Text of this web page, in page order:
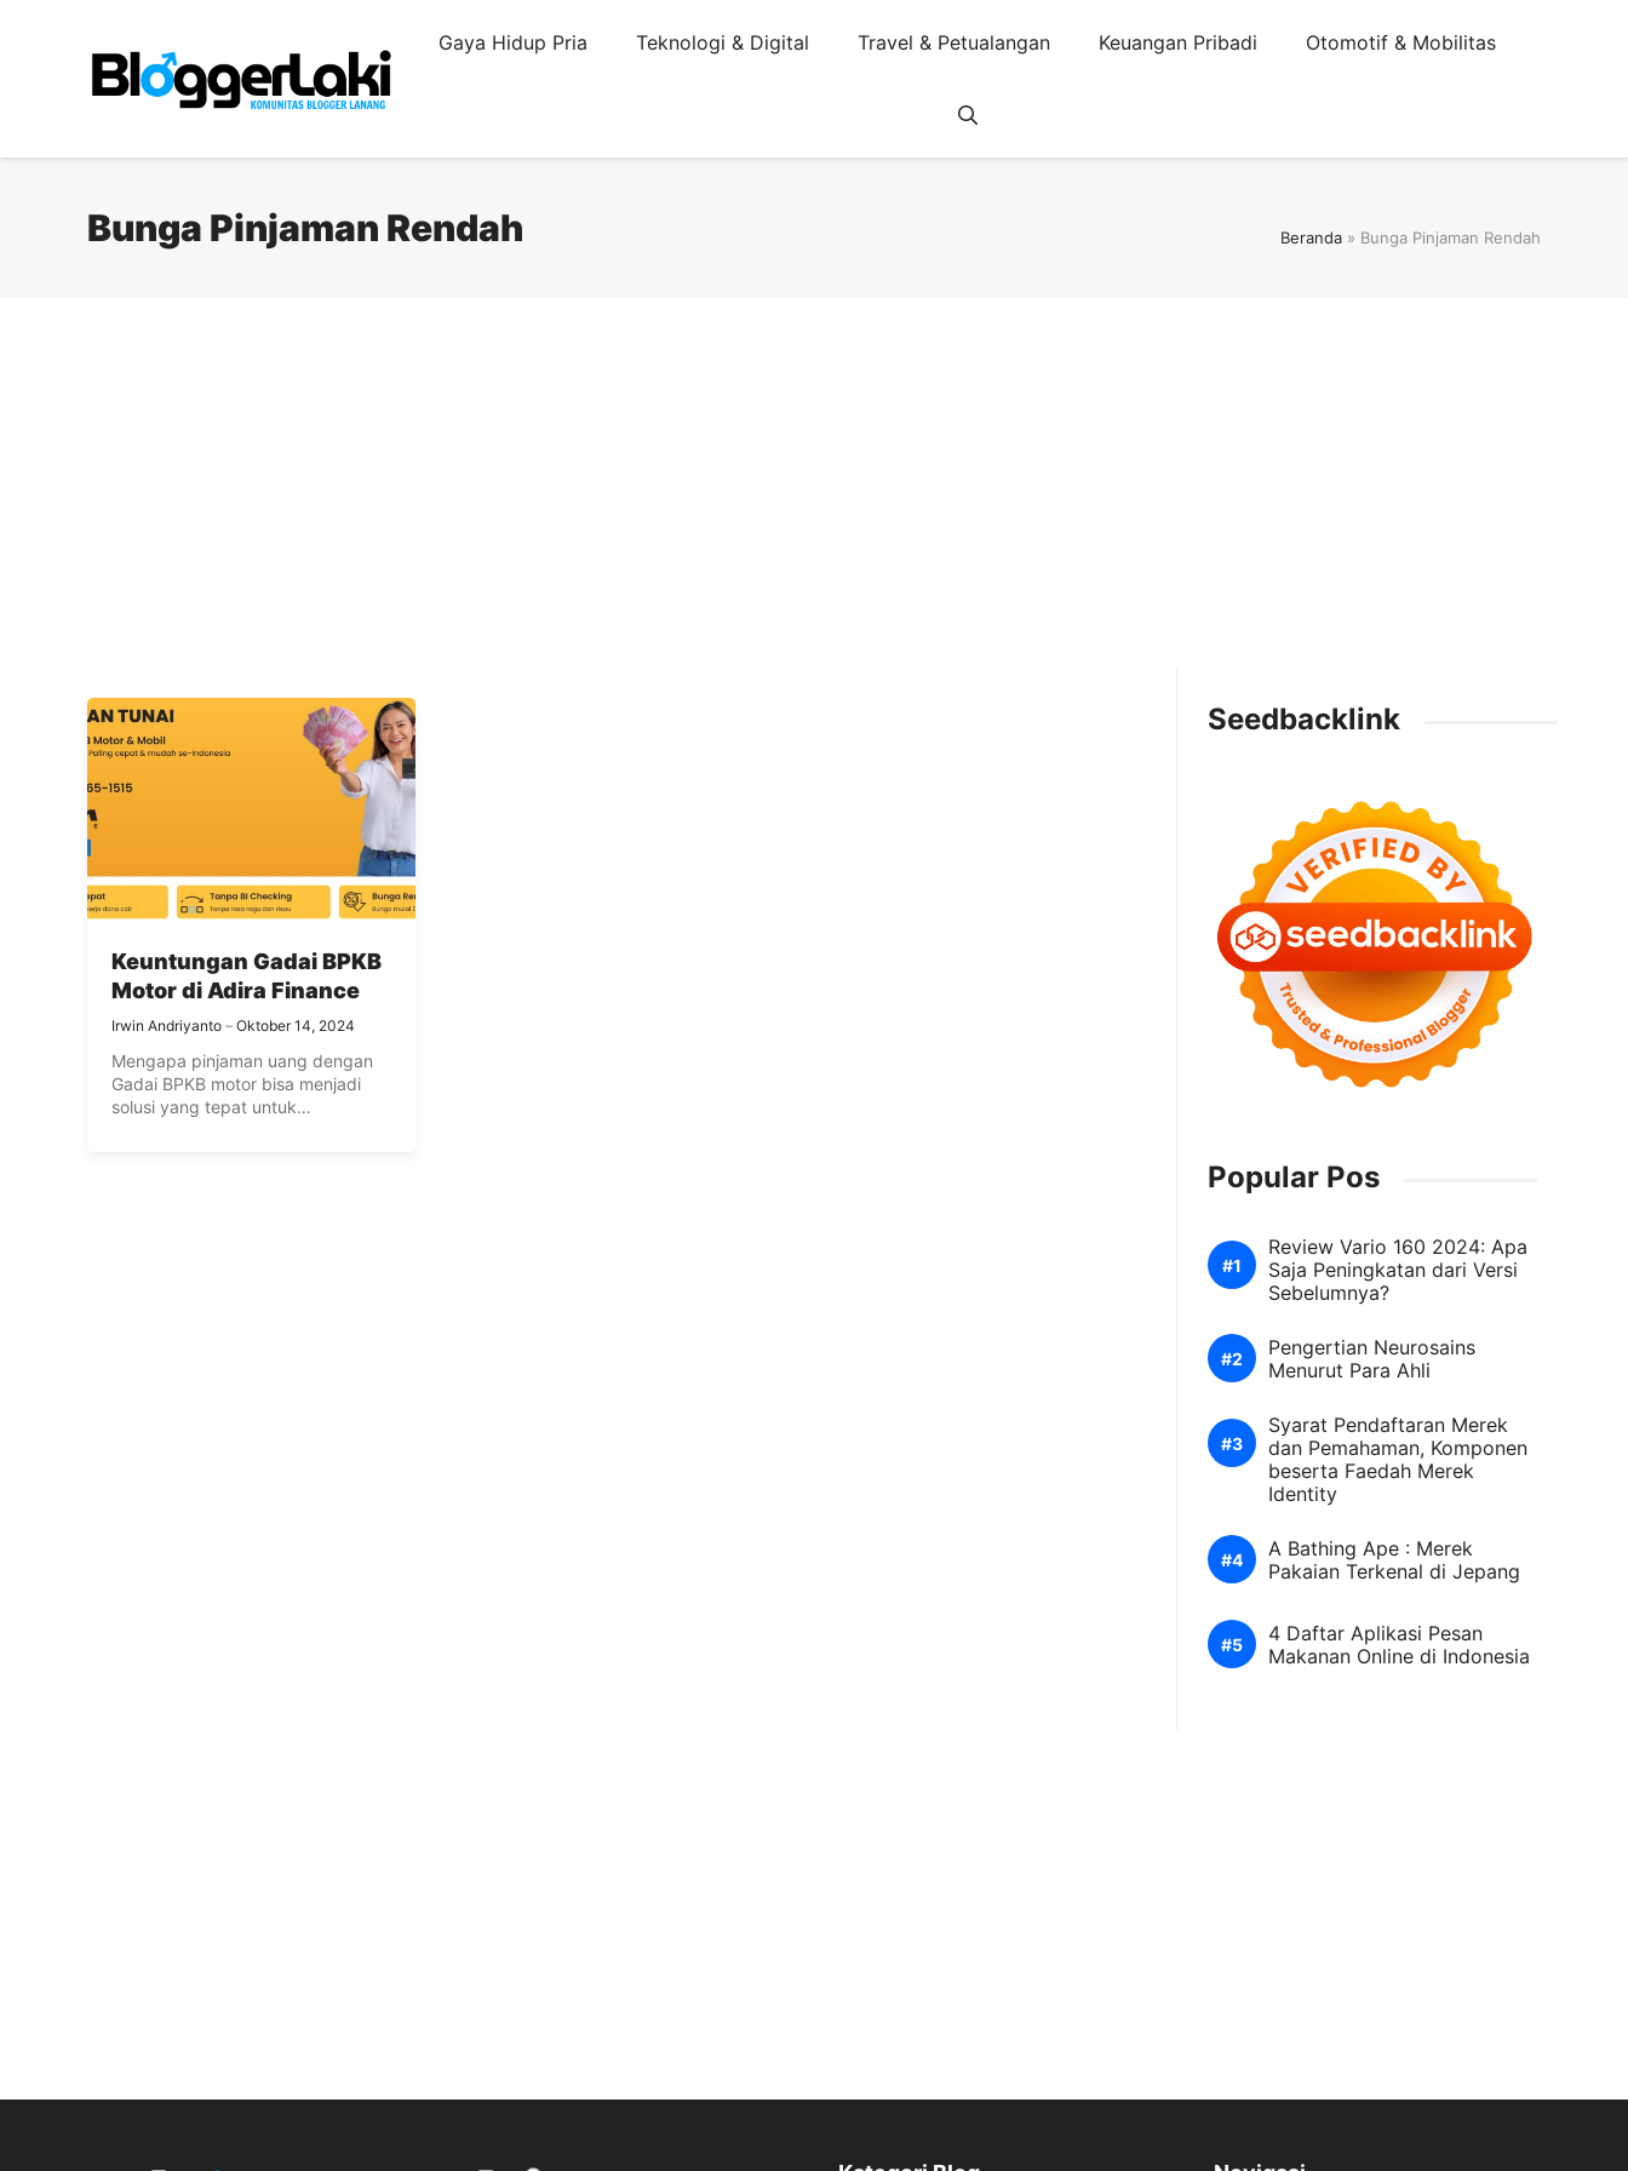
Gaya Hidup Pria Teknologi & Digital Travel & Petualangan Keuangan Pribadi Otomotif & Mobilitas
Bunga Pinjaman Rendah Beranda » Bunga Pinjaman Rendah
Keuntungan Gadai BPKB
Motor di Adira Finance
Irwin Andriyanto Oktober 14, 2024
Mengapa pinjaman uang dengan
Gadai BPKB motor bisa menjadi
solusi yang tepat untuk
Seedbacklink
Popular Pos
Review Vario 160 2024: Apa
Saja Peningkatan dari Versi
Sebelumnya?
Pengertian Neurosains
Menurut Para Ahli
Syarat Pendaftaran Merek
dan Pemahaman, Komponen
beserta Faedah Merek
Identity
A Bathing Ape : Merek
Pakaian Terkenal di Jepang
4 Daftar Aplikasi Pesan
Makanan Online di Indonesia